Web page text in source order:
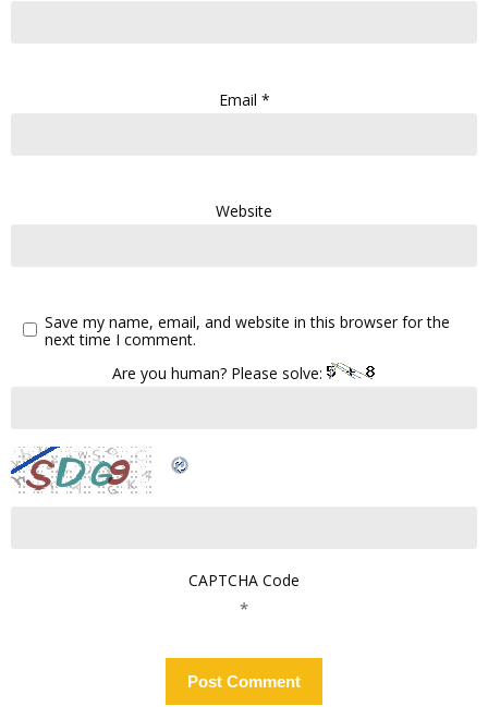
Email *
Website
Save my name, email, and website in this browser for the
next time I comment.
Are you human? Please solve:
CAPTCHA Code
*